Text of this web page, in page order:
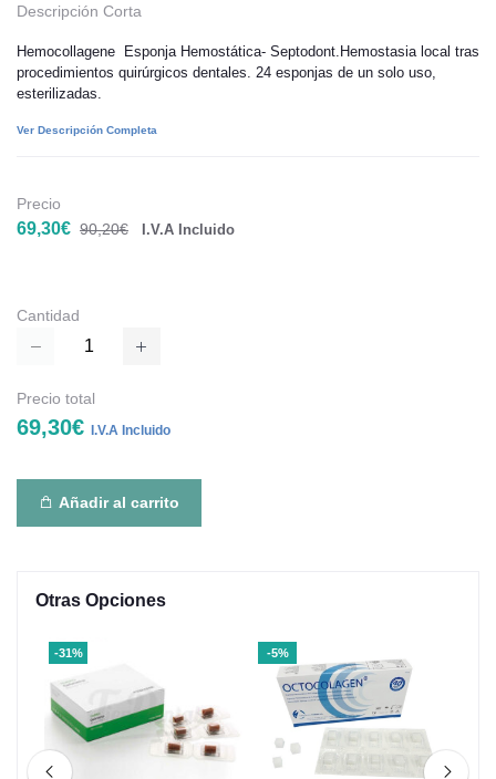
Descripción Corta
Hemocollagene Esponja Hemostática- Septodont.Hemostasia local tras
procedimientos quirúrgicos dentales. 24 esponjas de un solo uso,
esterilizadas.
Ver Descripción Completa
Precio
69,30€ 90,20€ I.V.A Incluido
Cantidad
Precio total
69,30€ I.V.A Incluido
Añadir al carrito
Otras Opciones
-31% -5%